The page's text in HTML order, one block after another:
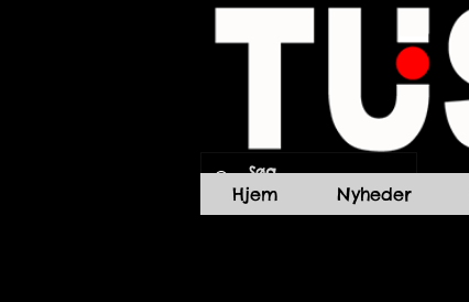
Hjem Nyheder